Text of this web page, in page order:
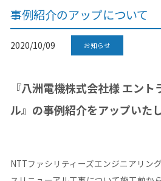
事例紹介のアップについて
2020/10/09 お知らせ
『八洲電機株式会社様 エン
ル』の事例紹介をアップいた
NTTファシリティーズエンジニアリン